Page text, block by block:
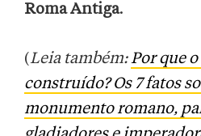
Roma Antiga.
(Leia também:Por que
construído? Os 7 fatos
monumento romano,